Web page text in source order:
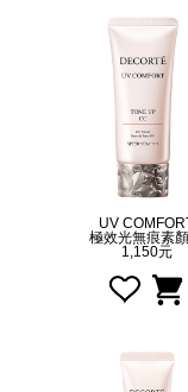
UV
極效光無痕素
1,150元